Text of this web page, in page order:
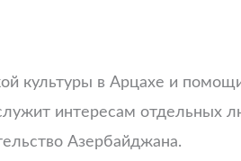
культуры в Арцахе и
интересам отдельных
Азербайджана.